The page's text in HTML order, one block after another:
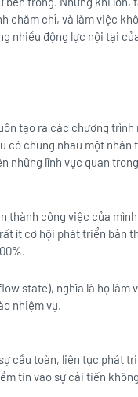
chăm chỉ, và làm việc
nhiều động lực nội tại
tạo ra các chương trình
có chung nhau một nhân
những lĩnh vực quan
thành công việc của mình
ít cơ hội phát triển bản
state), nghĩa là họ làm
nhiệm vụ.
cầu toàn, liên tục phát
tin vào sự cải tiến không